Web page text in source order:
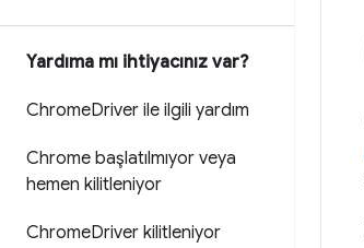
Yardıma mı ihtiyacınız var?
ChromeDriver ile ilgili yardım
Chrome başlatılmıyor veya
hemen kilitleniyor
ChromeDriver kilitleniyor